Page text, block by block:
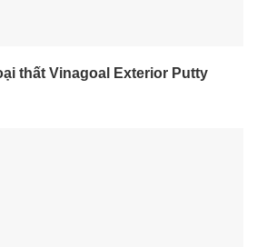
thất Vinagoal Exterior Putty